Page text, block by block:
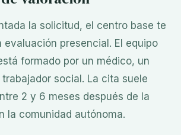
la solicitud, el centro base te
evaluación presencial. El equipo
formado por un médico, un
social. La cita suele
2 y 6 meses después de la
la comunidad autónoma.